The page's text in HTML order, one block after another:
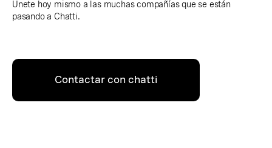
Únete hoy mismo a las muchas compañías que se están
pasando a Chatti.
Contactar con chatti